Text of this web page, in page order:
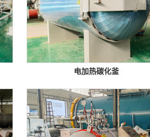
电加热碳化釜